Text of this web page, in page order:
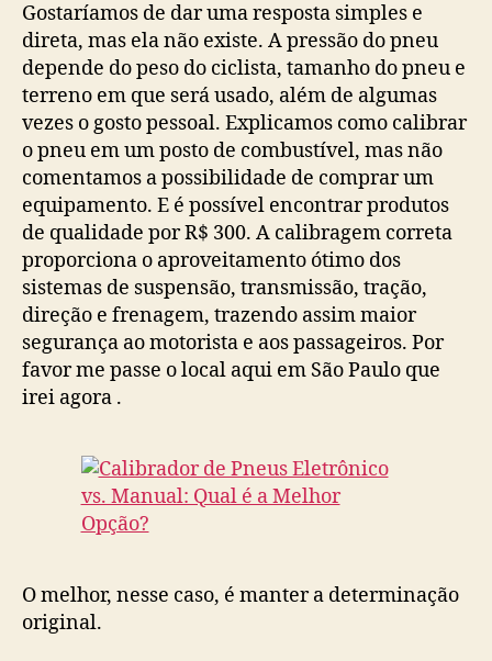
Gostaríamos de dar uma resposta simples e
direta, mas ela não existe. A pressão do pneu
depende do peso do ciclista, tamanho do pneu e
terreno em que será usado, além de algumas
vezes o gosto pessoal. Explicamos como calibrar
o pneu em um posto de combustível, mas não
comentamos a possibilidade de comprar um
equipamento. E é possível encontrar produtos
de qualidade por R$ 300. A calibragem correta
proporciona o aproveitamento ótimo dos
sistemas de suspensão, transmissão, tração,
direção e frenagem, trazendo assim maior
segurança ao motorista e aos passageiros. Por
favor me passe o local aqui em São Paulo que
irei agora .
O melhor, nesse caso, é manter a determinação
original.